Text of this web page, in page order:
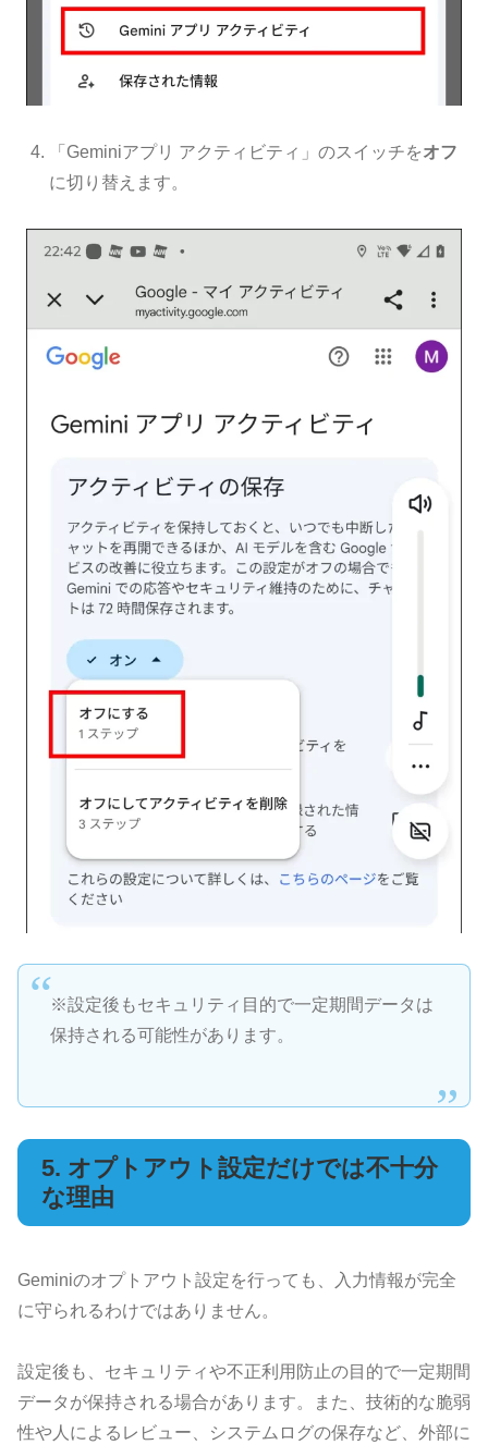
「Geminiアプリ アクティビティ」のスイッチをオフ
に切り替えます。
※設定後もセキュリティ目的で一定期間データは
保持される可能性があります。
5. オプトアウト設定だけでは不十分
な理由
Geminiのオプトアウト設定を行っても、入力情報が完全
に守られるわけではありません。
設定後も、セキュリティや不正利用防止の目的で一定期間
データが保持される場合があります。また、技術的な脆弱
性や人によるレビュー、システムログの保存など、外部に